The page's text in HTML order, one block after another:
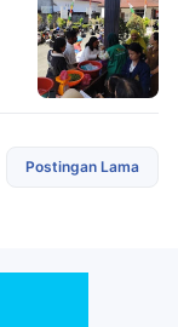
Postingan Lama